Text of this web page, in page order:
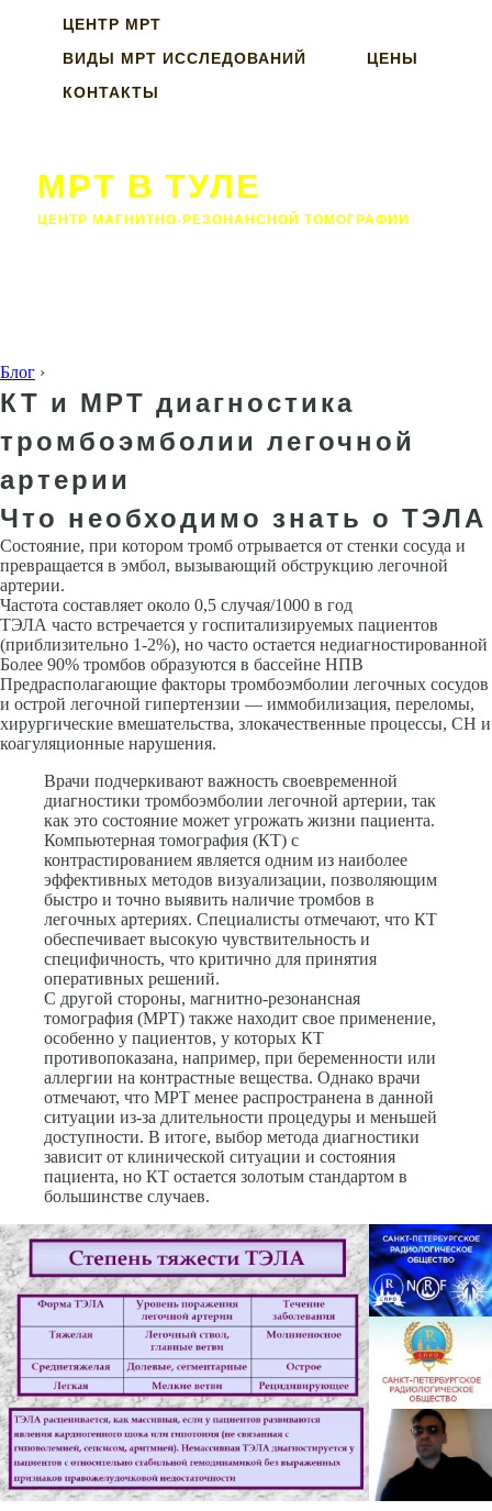
ЦЕНТР МРТ
ВИДЫ МРТ ИССЛЕДОВАНИЙ
ЦЕНЫ
КОНТАКТЫ
МРТ В ТУЛЕ
ЦЕНТР МАГНИТНО-РЕЗОНАНСНОЙ ТОМОГРАФИИ
Блог ›
КТ и МРТ диагностика
тромбоэмболии легочной
артерии
Что необходимо знать о ТЭЛА
Состояние, при котором тромб отрывается от стенки сосуда и
превраща­ется в эмбол, вызывающий обструкцию легочной
артерии.
Частота составляет около 0,5 случая/1000 в год
ТЭЛА часто встреча­ется у госпитализируемых пациентов
(приблизительно 1-2%), но часто остается недиагностированной
Более 90% тромбов образуются в бас­сейне НПВ
Предрасполагающие факторы тромбоэмболии легочных сосудов
и острой легочной гипертензии — иммобилизация, переломы,
хирургические вмешательства, злокачественные процессы, СН и
коагу­ляционные нарушения.
Врачи подчеркивают важность своевременной
диагностики тромбоэмболии легочной артерии, так
как это состояние может угрожать жизни пациента.
Компьютерная томография (КТ) с
контрастированием является одним из наиболее
эффективных методов визуализации, позволяющим
быстро и точно выявить наличие тромбов в
легочных артериях. Специалисты отмечают, что КТ
обеспечивает высокую чувствительность и
специфичность, что критично для принятия
оперативных решений.
С другой стороны, магнитно-резонансная
томография (МРТ) также находит свое применение,
особенно у пациентов, у которых КТ
противопоказана, например, при беременности или
аллергии на контрастные вещества. Однако врачи
отмечают, что МРТ менее распространена в данной
ситуации из-за длительности процедуры и меньшей
доступности. В итоге, выбор метода диагностики
зависит от клинической ситуации и состояния
пациента, но КТ остается золотым стандартом в
большинстве случаев.